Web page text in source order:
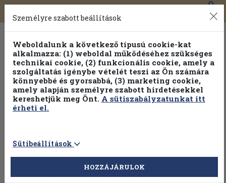
Toggle
navigation
0
Válogasson több mint 30 000 kötet közül
Hobbi témakörökben20% kedvezménnyel!
Vissza az előző oldalra Válasszon példányt
Személyre szabott beállítások
Weboldalunk a következő típusú cookie-kat
alkalmazza: (1) weboldal működéséhez szükséges
technikai cookie, (2) funkcionális cookie, amely a
szolgáltatás igénybe vételét teszi az Ön számára
könnyebbé és gyorsabbá, (3) marketing cookie,
amely alapján személyre szabott hirdetésekkel
kereshetjük meg Önt. A sütiszabályzatunkat itt
érheti el.
Sütibeállítások
HOZZÁJÁRULOK